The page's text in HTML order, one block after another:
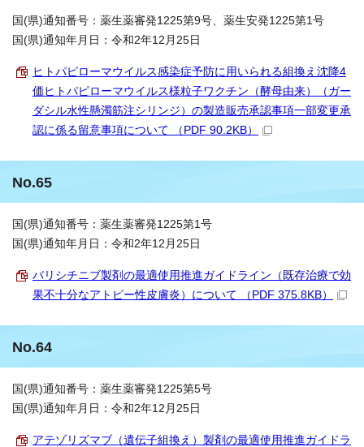
国(県)通知番号：薬生薬審発1225第9号、薬生安発1225第1号
国(県)通知年月日：令和2年12月25日
ヒトパピローマウイルス感染症予防に用いられる組換え沈降4
価ヒトパピローマウイルス様粒子ワクチン（酵母由来）（ガー
ダシル水性懸濁筋注シリンジ）の製造販売承認事項一部変更承
認に係る留意事項について （PDF 90.2KB）
No.65
国(県)通知番号：薬生薬審発1225第1号
国(県)通知年月日：令和2年12月25日
バリシチニブ製剤の最適使用推進ガイドライン（既存治療で効
果不十分なアトピー性皮膚炎）について （PDF 375.8KB）
No.64
国(県)通知番号：薬生薬審発1225第5号
国(県)通知年月日：令和2年12月25日
アテゾリズマブ（遺伝子組換え）製剤の最適使用推進ガイドラ